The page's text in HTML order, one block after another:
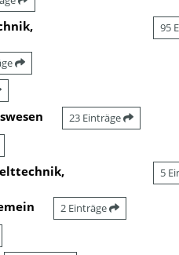
95
23 Einträge
5
2 Einträge